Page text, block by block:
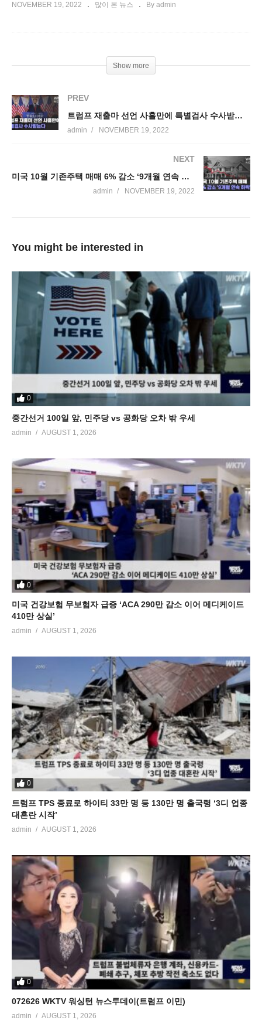
NOVEMBER 19, 2022 많이 본 뉴스 By admin
Show more
PREV
트럼프 재출마 선언 사흘만에 특별검사 수사받는다
admin NOVEMBER 19, 2022
NEXT
미국 10월 기존주택 매매 6% 감소 ‘9개월 연속 하락’
admin NOVEMBER 19, 2022
You might be interested in
0
중간선거 100일 앞, 민주당 vs 공화당 오차 밖 우세
admin AUGUST 1, 2026
0
미국 건강보험 무보험자 급증 ‘ACA 290만 감소 이어 메디케이드
410만 상실’
admin AUGUST 1, 2026
0
트럼프 TPS 종료로 하이티 33만 명 등 130만 명 출국령 ‘3디 업종
대혼란 시작’
admin AUGUST 1, 2026
0
072626 WKTV 워싱턴 뉴스투데이(트럼프 이민)
admin AUGUST 1, 2026